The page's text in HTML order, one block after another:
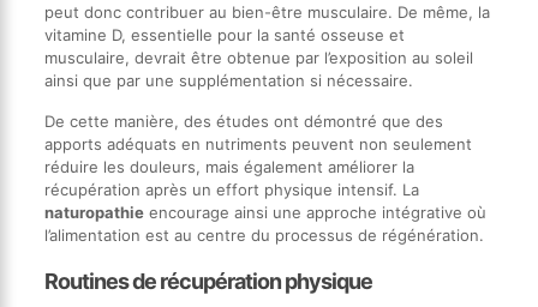
peut donc contribuer au bien-être musculaire. De même, la
vitamine D, essentielle pour la santé osseuse et
musculaire, devrait être obtenue par l’exposition au soleil
ainsi que par une supplémentation si nécessaire.
De cette manière, des études ont démontré que des
apports adéquats en nutriments peuvent non seulement
réduire les douleurs, mais également améliorer la
récupération après un effort physique intensif. La
naturopathieencourage ainsi une approche intégrative où
l’alimentation est au centre du processus de régénération.
Routines de récupération physique